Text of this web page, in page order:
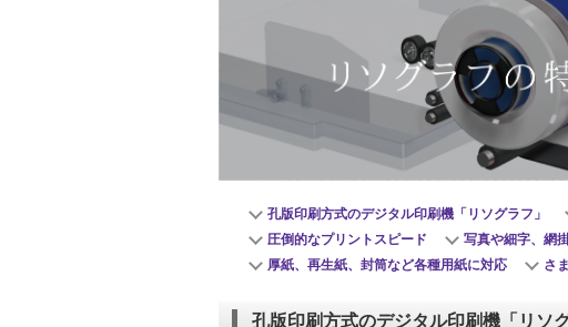
孔版印刷方式のデジタル印刷機「リソグラフ」
圧倒的なプリントスピード
写真や細字、網
厚紙、再生紙、封筒など各種用紙に対応
さ
孔版印刷方式のデジタル印刷機「リソグ